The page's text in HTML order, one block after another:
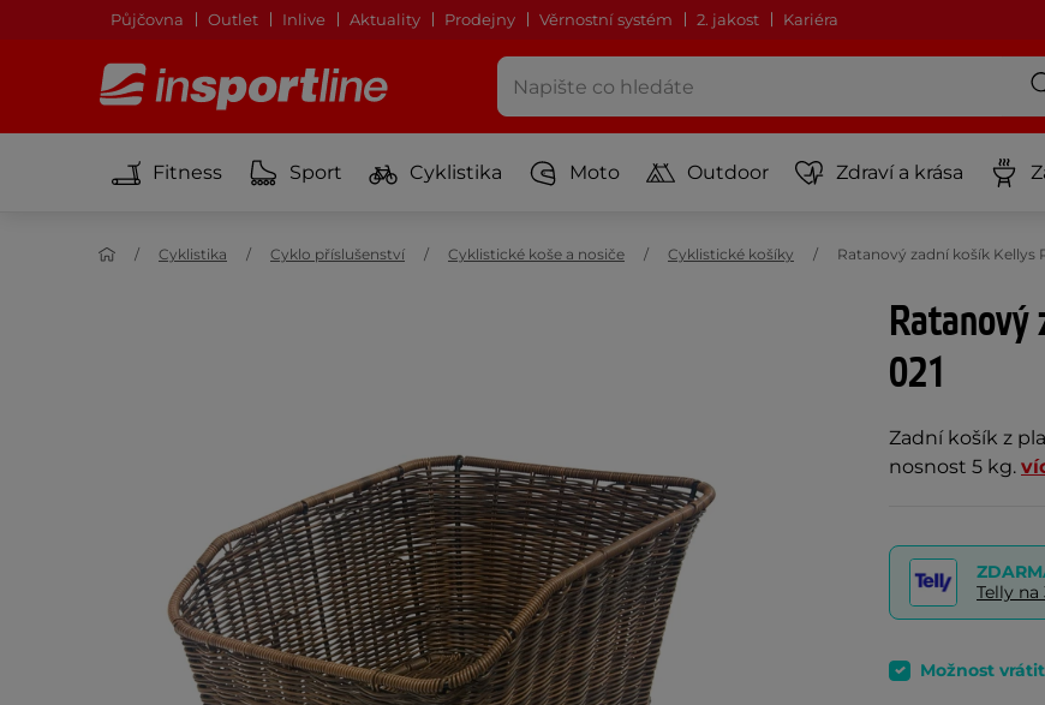
Půjčovna Outlet Inlive Aktuality Prodejny Věrnostní systém 2. jakost Kariéra
Fitness Sport Cyklistika Moto Outdoor Zdraví a krása
Cyklistika Cyklo příslušenství Cyklistické koše a nosiče Cyklistické košíky Ratanový zadní košík Kellys
Ratanový
021
Zadní košík z
nosnost 5 kg.
Telly
Možnost